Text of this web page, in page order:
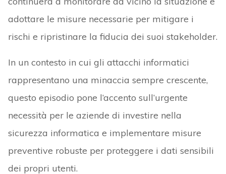
adottare le misure necessarie per mitigare i
rischi e ripristinare la fiducia dei suoi stakeholder.
In un contesto in cui gli attacchi informatici
rappresentano una minaccia sempre crescente,
questo episodio pone l’accento sull’urgente
necessità per le aziende di investire nella
sicurezza informatica e implementare misure
preventive robuste per proteggere i dati sensibili
dei propri utenti.